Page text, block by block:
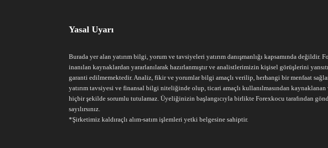
Yasal Uyarı
Burada yer alan yatırım bilgi, yorum ve tavsiyeleri yatırım danışmanlığı kapsamında
inanılan kaynaklardan yararlanılarak hazırlanmıştır ve analistlerimizin kişisel görüşlerini
garanti edilmemektedir. Analiz, fikir ve yorumlar bilgi amaçlı verilip, herhangi bir menfaat
yatırım tavsiyesi ve finansal bilgi niteliğinde olup, ticari amaçlı kullanılmasından
hiçbir şekilde sorumlu tutulamaz. Üyeliğinizin başlangıcıyla birlikte Forexkocu tarafından
sayılırsınız.
*Şirketimiz kaldıraçlı alım-satım işlemleri yetki belgesine sahiptir.